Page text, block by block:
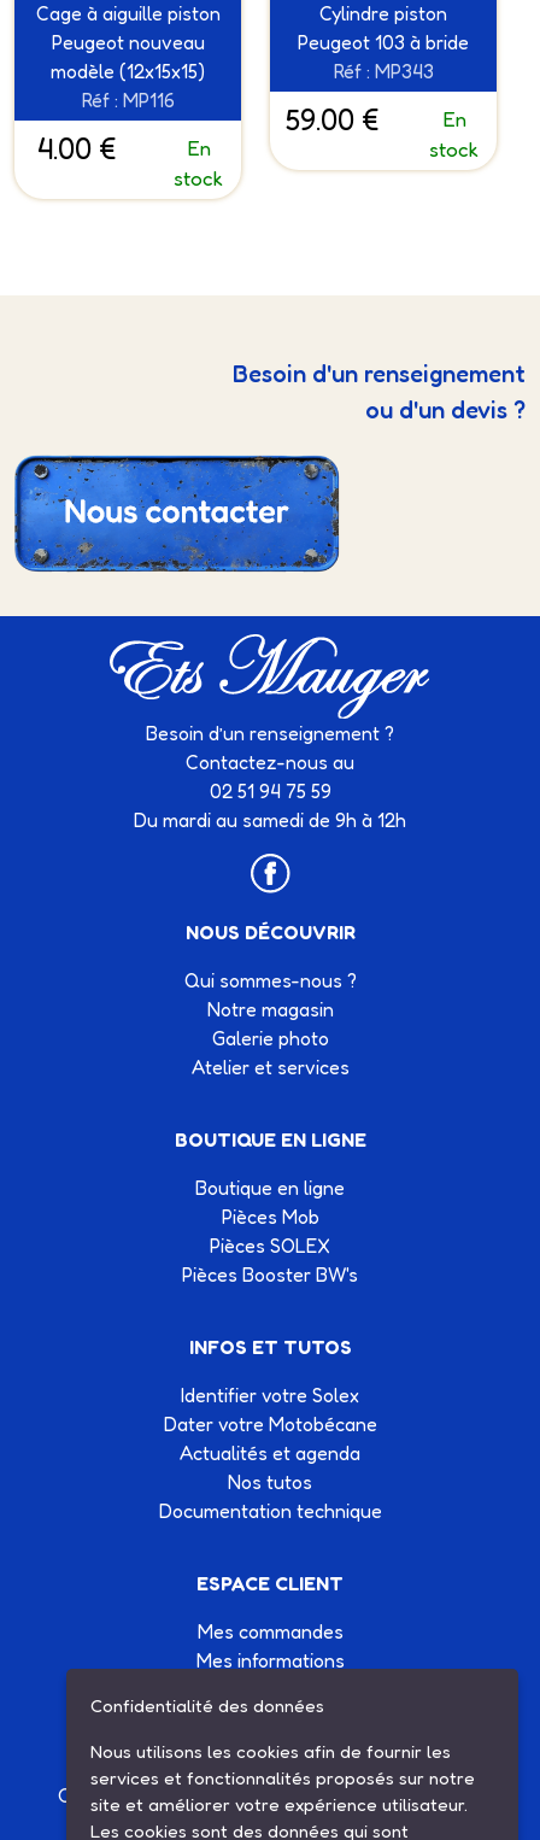
Cage à aiguille piston
Peugeot nouveau
modèle (12x15x15)
Réf : MP116
4.00 €
En
stock
Cylindre piston
Peugeot 103 à bride
Réf : MP343
59.00 €
En
stock
Besoin d'un renseignement
ou d'un devis ?
Besoin d’un renseignement ?
Contactez-nous au
02 51 94 75 59
Du mardi au samedi de 9h à 12h
NOUS DÉCOUVRIR
Qui sommes-nous ?
Notre magasin
Galerie photo
Atelier et services
BOUTIQUE EN LIGNE
Boutique en ligne
Pièces Mob
Pièces SOLEX
Pièces Booster BW's
INFOS ET TUTOS
Identifier votre Solex
Dater votre Motobécane
Actualités et agenda
Nos tutos
Documentation technique
ESPACE CLIENT
Mes commandes
Mes informations
Conditions générales de vente
Contactez-nous
Création site Internet Factor’IT|Mentions légales
Confidentialité des données
Nous utilisons les cookies afin de fournir les
services et fonctionnalités proposés sur notre
site et améliorer votre expérience utilisateur.
Les cookies sont des données qui sont